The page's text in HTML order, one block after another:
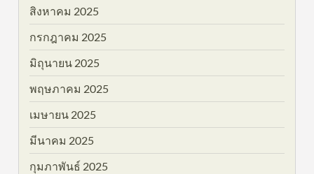
สิงหาคม 2025
กรกฎาคม 2025
มิถุนายน 2025
พฤษภาคม 2025
เมษายน 2025
มีนาคม 2025
กุมภาพันธ์ 2025